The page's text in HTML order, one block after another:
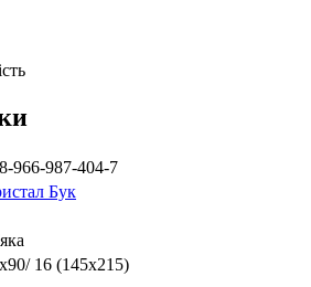
966-987-404-7
Бук
16 (145х215)